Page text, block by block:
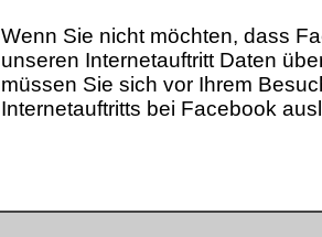
Wenn Sie nicht möchten, dass
unseren Internetauftritt Daten
müssen Sie sich vor Ihrem
Internetauftritts bei Facebook